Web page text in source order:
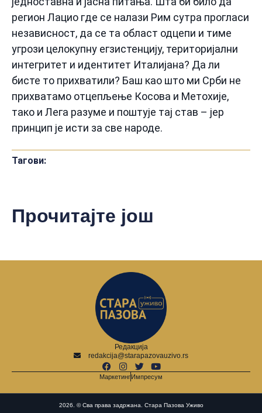
регион Лацио где се налази Рим сутра прогласи
независност, да се та област одцепи и тиме
угрози целокупну егзистенцију, територијални
интегритет и идентитет Италијана? Да ли
бисте то прихватили? Баш као што ми Срби не
прихватамо отцепљење Косова и Метохије,
тако и Лега разуме и поштује тај став – јер
принцип је исти за све народе.
Тагови:
Прочитајте још
Редакција
redakcija@starapazovauzivo.rs
Маркетинг Импресум
2026. © Сва права задржана. Стара Пазова Уживо